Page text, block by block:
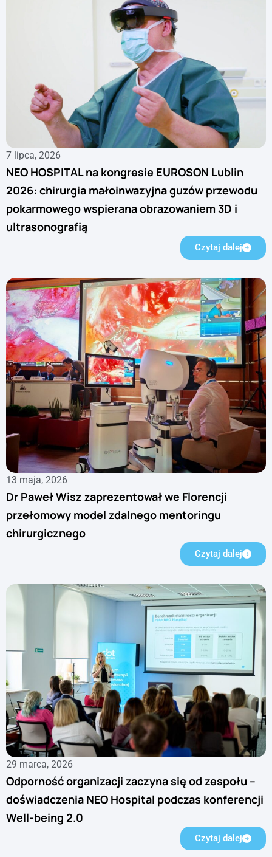
7 lipca, 2026
NEO HOSPITAL na kongresie EUROSON Lublin
2026: chirurgia małoinwazyjna guzów przewodu
pokarmowego wspierana obrazowaniem 3D i
ultrasonografią
Czytaj dalej
13 maja, 2026
Dr Paweł Wisz zaprezentował we Florencji
przełomowy model zdalnego mentoringu
chirurgicznego
Czytaj dalej
29 marca, 2026
Odporność organizacji zaczyna się od zespołu –
doświadczenia NEO Hospital podczas konferencji
Well-being 2.0
Czytaj dalej